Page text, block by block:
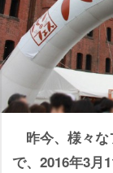
昨今、様々な
で、2016年3月